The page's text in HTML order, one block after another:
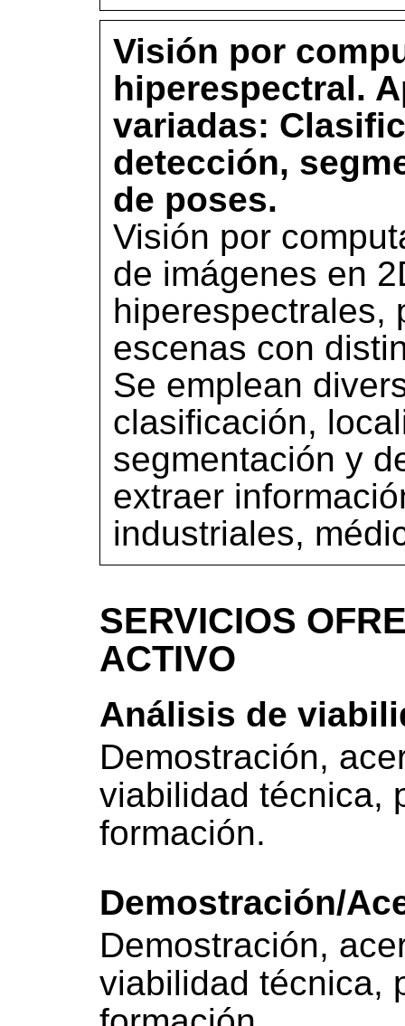
Visión por
hiperespectral.
variadas:
detección,
de poses.
Visión por
de imágenes en
hiperespectrales,
escenas con
Se emplean
clasificación,
segmentación y
extraer
industriales,
SERVICIOS
ACTIVO
Análisis de
Demostración,
viabilidad técnica,
formación.
Demostración/
Demostración,
viabilidad técnica,